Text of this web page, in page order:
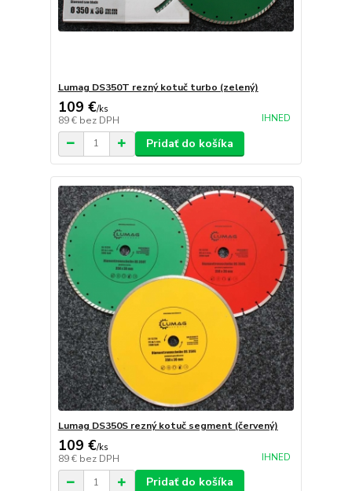
Lumag DS350T rezný kotuč turbo (zelený)
109 €/ks
89 € bez DPH IHNED
Pridať do košíka
Lumag DS350S rezný kotuč segment (červený)
109 €/ks
89 € bez DPH IHNED
Pridať do košíka